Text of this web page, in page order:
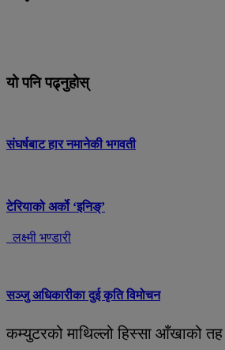
यो पनि पढ्नुहोस्
संघर्षबाट हार नमानेकी भगवती
टेरियाको अर्को ‘इनिङ्’
लक्ष्मी भण्डारी
सञ्जु अधिकारीका दुई कृति विमोचन
कम्युटरको माथिल्लो हिस्सा आँखाको तह